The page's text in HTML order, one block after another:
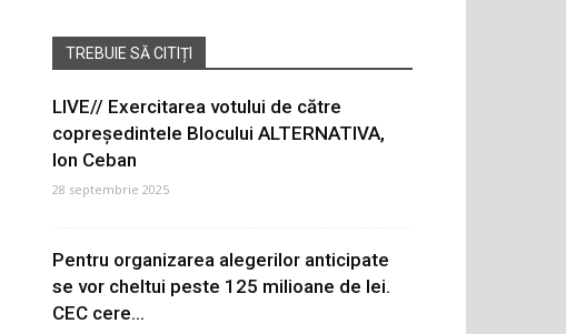
TREBUIE SĂ CITIȚI
LIVE// Exercitarea votului de către
copreședintele Blocului ALTERNATIVA,
Ion Ceban
28 septembrie 2025
Pentru organizarea alegerilor anticipate
se vor cheltui peste 125 milioane de lei.
CEC cere...